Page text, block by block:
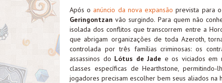
Após o anúncio da nova expansão prevista para
Geringontzan vão surgindo. Para quem não
isolada dos conflitos que transcorrem entre a
que abrigam organizações de toda Azeroth,
controlada por três famílias criminosas: os
assassinos do Lótus de Jade e os viciados em
classes específicas de Hearthstone,
jogadores precisam escolher bem seus aliados na